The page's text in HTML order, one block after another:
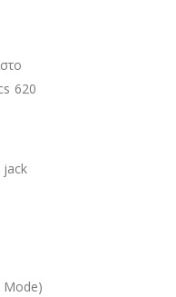
620
jack
Mode)